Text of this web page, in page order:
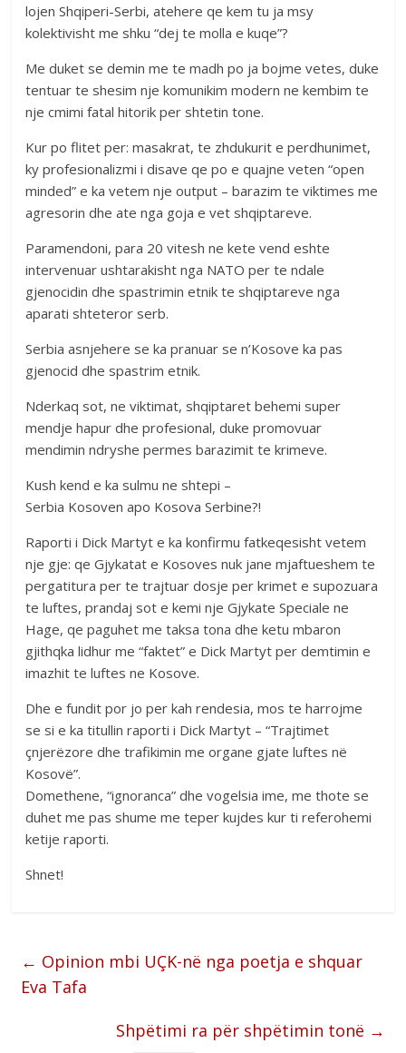
lojen Shqiperi-Serbi, atehere qe kem tu ja msy
kolektivisht me shku “dej te molla e kuqe”?
Me duket se demin me te madh po ja bojme vetes, duke
tentuar te shesim nje komunikim modern ne kembim te
nje cmimi fatal hitorik per shtetin tone.
Kur po flitet per: masakrat, te zhdukurit e perdhunimet,
ky profesionalizmi i disave qe po e quajne veten “open
minded” e ka vetem nje output – barazim te viktimes me
agresorin dhe ate nga goja e vet shqiptareve.
Paramendoni, para 20 vitesh ne kete vend eshte
intervenuar ushtarakisht nga NATO per te ndale
gjenocidin dhe spastrimin etnik te shqiptareve nga
aparati shteteror serb.
Serbia asnjehere se ka pranuar se n’Kosove ka pas
gjenocid dhe spastrim etnik.
Nderkaq sot, ne viktimat, shqiptaret behemi super
mendje hapur dhe profesional, duke promovuar
mendimin ndryshe permes barazimit te krimeve.
Kush kend e ka sulmu ne shtepi –
Serbia Kosoven apo Kosova Serbine?!
Raporti i Dick Martyt e ka konfirmu fatkeqesisht vetem
nje gje: qe Gjykatat e Kosoves nuk jane mjaftueshem te
pergatitura per te trajtuar dosje per krimet e supozuara
te luftes, prandaj sot e kemi nje Gjykate Speciale ne
Hage, qe paguhet me taksa tona dhe ketu mbaron
gjithqka lidhur me “faktet” e Dick Martyt per demtimin e
imazhit te luftes ne Kosove.
Dhe e fundit por jo per kah rendesia, mos te harrojme
se si e ka titullin raporti i Dick Martyt – “Trajtimet
çnjerëzore dhe trafikimin me organe gjate luftes në
Kosovë”.
Domethene, “ignoranca” dhe vogelsia ime, me thote se
duhet me pas shume me teper kujdes kur ti referohemi
ketije raporti.
Shnet!
← Opinion mbi UÇK-në nga poetja e shquar
Eva Tafa
Shpëtimi ra për shpëtimin tonë →